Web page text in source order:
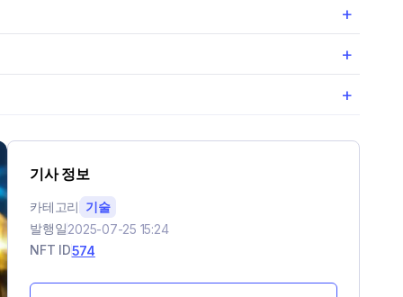
+
+
+
기사 정보
카테고리 기술
발행일2025-07-25 15:24
NFT ID574